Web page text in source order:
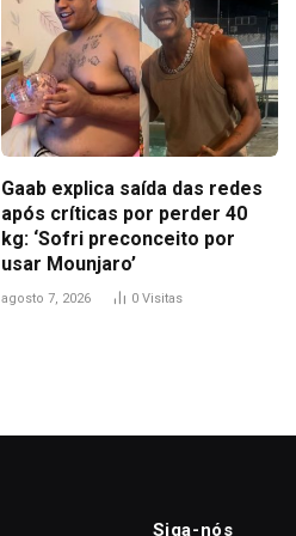
Gaab explica saída das redes
após críticas por perder 40
kg: ‘Sofri preconceito por
usar Mounjaro’
agosto 7, 2026 0 Visitas
Siga-nós